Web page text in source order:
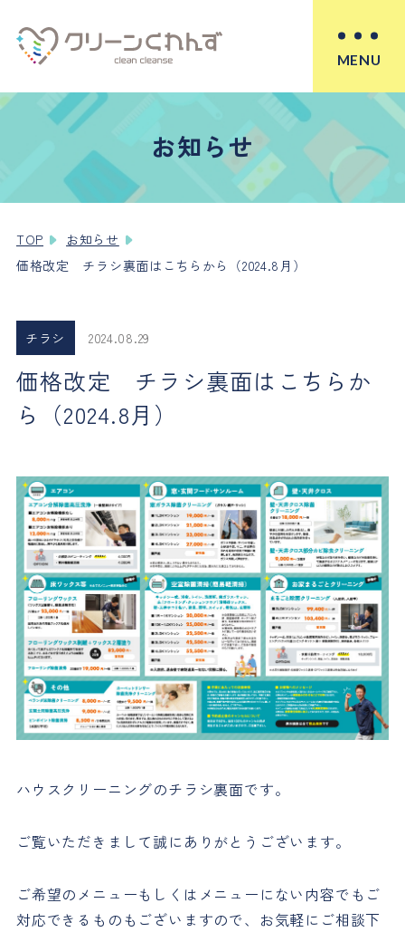
MENU
お知らせ
TOP
お知らせ
価格改定 チラシ裏面はこちらから（2024.8月）
チラシ 2024.08.29
価格改定 チラシ裏面はこちらか
ら（2024.8月）
ハウスクリーニングのチラシ裏面です。
ご覧いただきまして誠にありがとうございます。
ご希望のメニューもしくはメニューにない内容でもご
対応できるものもございますので、お気軽にご相談下